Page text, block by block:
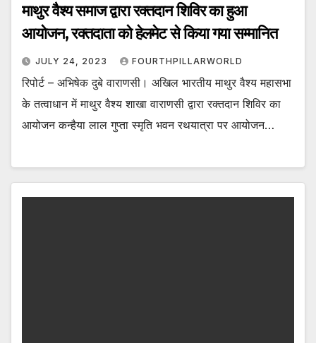
माथुर वैश्य समाज द्वारा रक्तदान शिविर का हुआ
आयोजन, रक्तदाता को हेलमेट से किया गया सम्मानित
JULY 24, 2023 FOURTHPILLARWORLD
रिपोर्ट – अभिषेक दुबे वाराणसी। अखिल भारतीय माथुर वैश्य महासभा
के तत्वाधान में माथुर वैश्य शाखा वाराणसी द्वारा रक्तदान शिविर का
आयोजन कन्हैया लाल गुप्ता स्मृति भवन रथयात्रा पर आयोजन…